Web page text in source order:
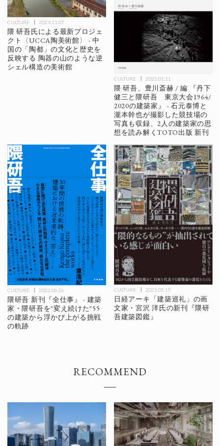
CULTURE 2024.11.07
隈 研吾氏による最新プロジェ
クト〈UCCA陶美術館〉 - 中
国の「陶都」の文化と歴史を
反映する 陶器の山のような逆
シェル構造の美術館
CULTURE 2025.01.11
隈 研吾、豊川斎赫 / 編 『丹下
健三と隈研吾 東京大会1964/
2020の建築家』 - 石元泰博と
瀧本幹也が撮影した競技場の
写真も収録、2人の建築家の思
想を読み解くTOTO出版 新刊
CULTURE 2022.06.26
隈研吾 新刊『全仕事』 - 建築
家・隈研吾を"変え続けた"55
の建築から浮かび上がる挑戦
の軌跡
CULTURE 2021.05.15
日経アーキ「建築巡礼」の画
文家・宮沢 洋氏の新刊『隈研
吾建築図鑑』
RECOMMEND